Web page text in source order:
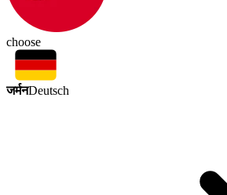
choose
जर्मनDeutsch